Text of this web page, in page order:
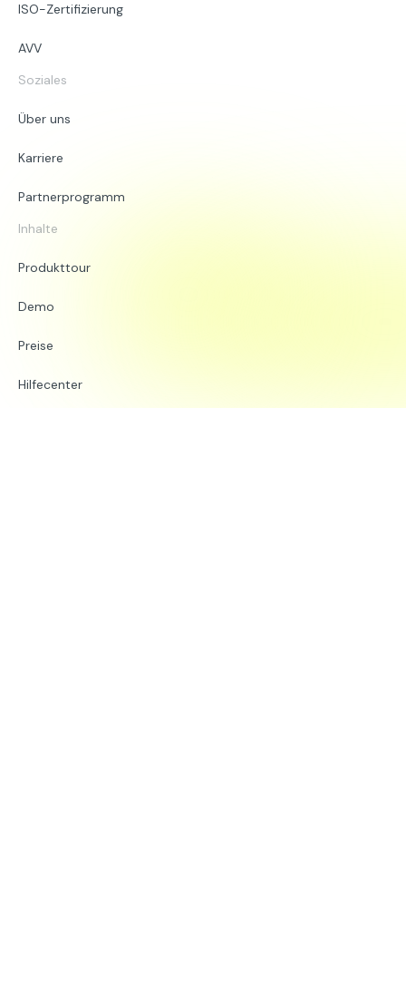
Inhalte
Produkttour
Demo
Preise
Hilfecenter
Soziales
Über uns
Karriere
Partnerprogramm
ISO-Zertifizierung
AVV